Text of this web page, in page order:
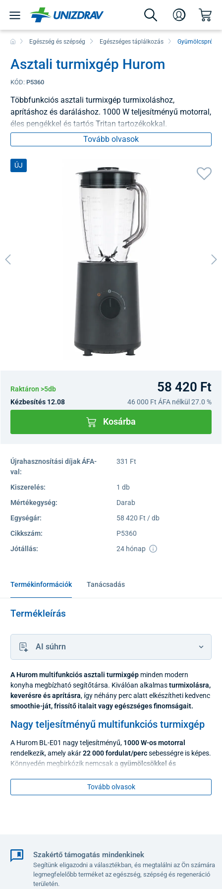
Egészség és szépség Egészséges táplálkozás Gyümölcsprések
Asztali turmixgép Hurom
KÓD: P5360
Többfunkciós asztali turmixgép turmixoláshoz,
aprításhoz és daráláshoz. 1000 W teljesítményű motorral,
éles pengékkel és tartós Tritan tartozékokkal.
Tovább olvasok
ÚJ
Raktáron >5db 58 420 Ft
Kézbesítés 12.08 46 000 Ft ÁFA nélkül 27.0 %
Kosárba
Újrahasznosítási díjak ÁFA-
val:
331 Ft
Kiszerelés:
1 db
Mértékegység:
Darab
Egységár:
58 420 Ft / db
Cikkszám:
P5360
Jótállás:
24 hónap
Termékinformációk Tanácsadás
Termékleírás
AI súhrn
A Hurom multifunkciós asztali turmixgép minden modern
konyha megbízható segítőtársa. Kiválóan alkalmasturmixolásra,
keverésre és aprításra, így néhány perc alatt elkészítheti kedvenc
smoothie-ját, frissítő italait vagy egészséges finomságait.
Nagy teljesítményű multifunkciós turmixgép
A Hurom BL-E01 nagy teljesítményű, 1000 W-os motorral
rendelkezik, amely akár22 000 fordulat/percsebességre is képes.
Könnyedén megbirkózik nemcsak a gyümölcsökkel és
jéggel, a fagyasztott gyümölcsökkel, a diófélékkel
kávébabbal. A kívánt állagot egyszerűen beállíthatja a forgatható
Tovább olvasok
Szakértő támogatás mindenkinek
Segítünk eligazodni a választékban, és megtalálni az Ön számára
legmegfelelőbb terméket az egészség, szépség és regeneráció
területén.